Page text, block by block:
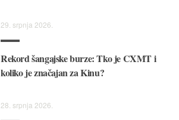
29. srpnja 2026.
Rekord šangajske burze: Tko je CXMT i
koliko je značajan za Kinu?
28. srpnja 2026.